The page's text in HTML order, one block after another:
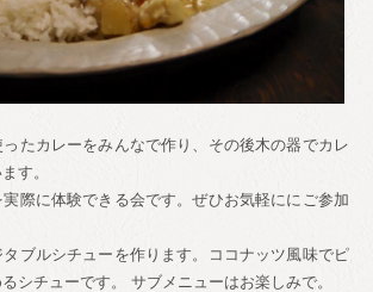
たカレーをみんなで作り、その後木の器でカレ
す。
際に体験できる会です。ぜひお気軽ににご参加
ブルシチューを作ります。ココナッ ツ風味でピ
シチューです。 サブメニューはお楽しみで。